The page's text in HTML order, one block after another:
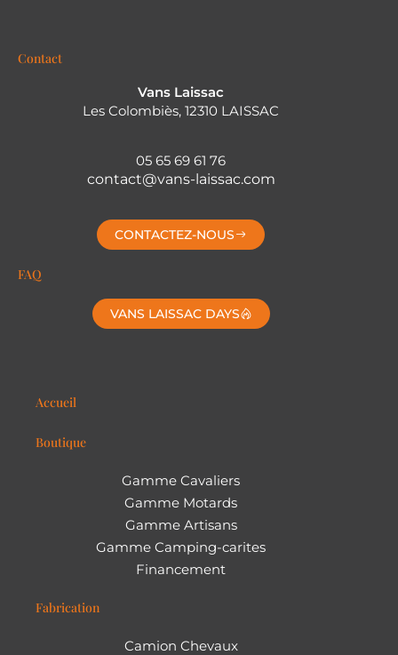
Contact
Vans Laissac
Les Colombiès, 12310 LAISSAC
05 65 69 61 76
contact@vans-laissac.com
CONTACTEZ-NOUS
FAQ
VANS LAISSAC DAYS
Accueil
Boutique
Gamme Cavaliers
Gamme Motards
Gamme Artisans
Gamme Camping-carites
Financement
Fabrication
Camion Chevaux